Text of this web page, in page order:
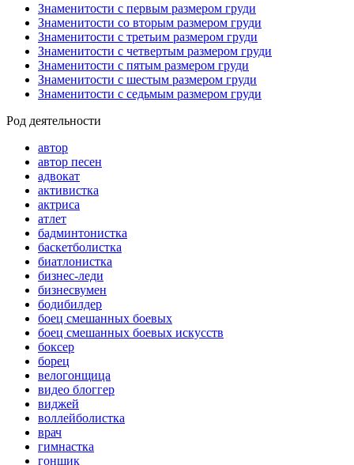
Знаменитости с первым размером груди
Знаменитости со вторым размером груди
Знаменитости с третьим размером груди
Знаменитости с четвертым размером груди
Знаменитости с пятым размером груди
Знаменитости с шестым размером груди
Знаменитости с седьмым размером груди
Род деятельности
автор
автор песен
адвокат
активистка
актриса
атлет
бадминтонистка
баскетболистка
биатлонистка
бизнес-леди
бизнесвумен
бодибилдер
боец смешанных боевых
боец смешанных боевых искусств
боксер
борец
велогонщица
видео блоггер
виджей
воллейболистка
врач
гимнастка
гонщик